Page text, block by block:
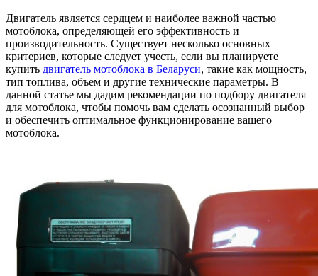
Двигатель является сердцем и наиболее важной частью
мотоблока, определяющей его эффективность и
производительность. Существует несколько основных
критериев, которые следует учесть, если вы планируете
купить двигатель мотоблока в Беларуси, такие как мощность,
тип топлива, объем и другие технические параметры. В
данной статье мы дадим рекомендации по подбору двигателя
для мотоблока, чтобы помочь вам сделать осознанный выбор
и обеспечить оптимальное функционирование вашего
мотоблока.